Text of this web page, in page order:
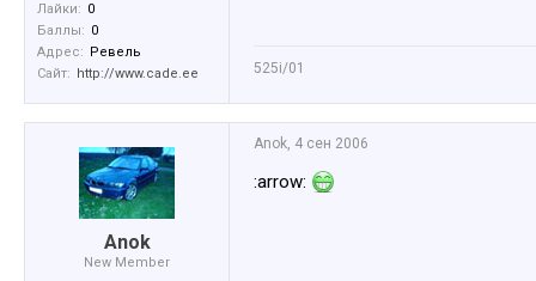
Лайки: 0
Баллы: 0
Адрес: Ревель
Сайт: http://www.cade.ee 525i/01
Anok
New Member
Anok, 4 сен 2006
:arrow: